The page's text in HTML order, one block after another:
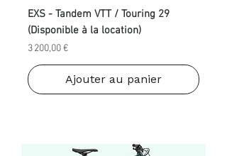
EXS - Tandem VTT / Touring 29
(Disponible à la location)
Prix
3 200,00 €
Ajouter au panier